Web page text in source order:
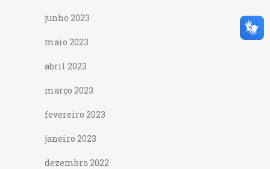
junho 2023
maio 2023
abril 2023
março 2023
fevereiro 2023
janeiro 2023
dezembro 2022